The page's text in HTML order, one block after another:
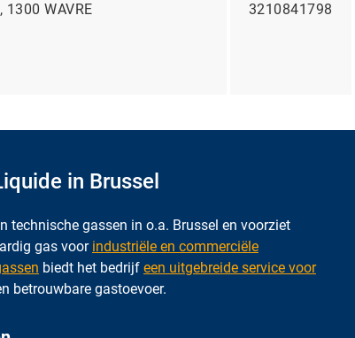
1300 WAVRE 3210841798
in Brussel
technische gassen in o.a. Brussel en voorziet
gas voor industriële en commerciële
biedt het bedrijf een uitgebreide service voor
betrouwbare gastoevoer.